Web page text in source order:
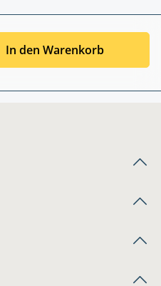
In den Warenkorb